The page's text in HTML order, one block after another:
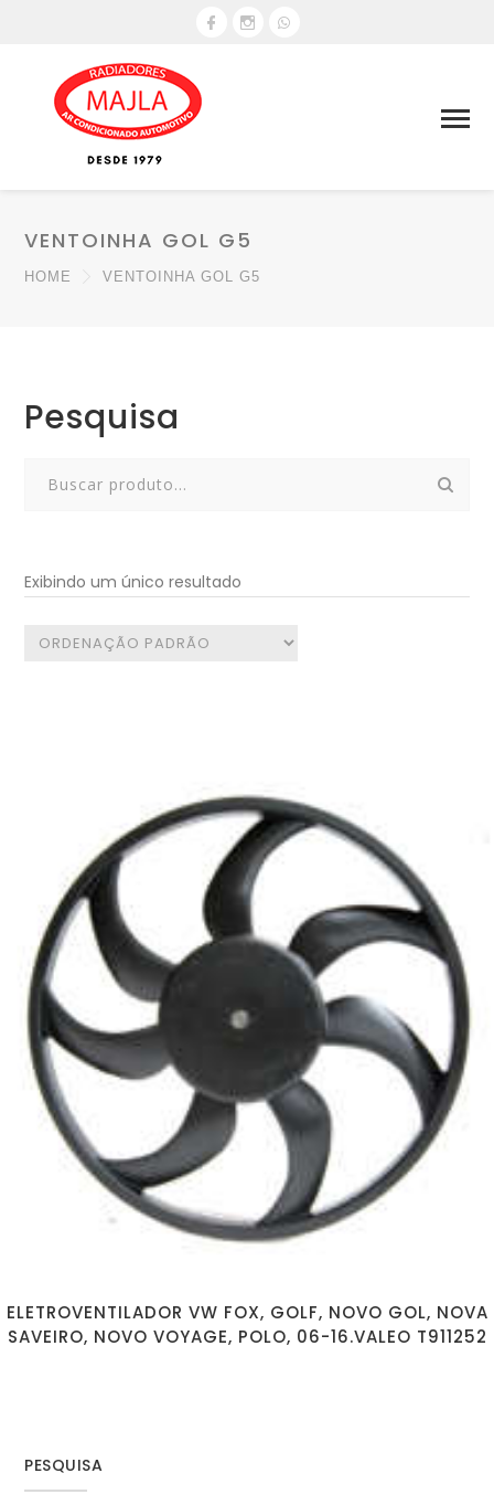
VENTOINHA GOL G5
HOME VENTOINHA GOL G5
Pesquisa
Exibindo um único resultado
ELETROVENTILADOR VW FOX, GOLF, NOVO GOL, NOVA
SAVEIRO, NOVO VOYAGE, POLO, 06-16.VALEO T911252
PESQUISA